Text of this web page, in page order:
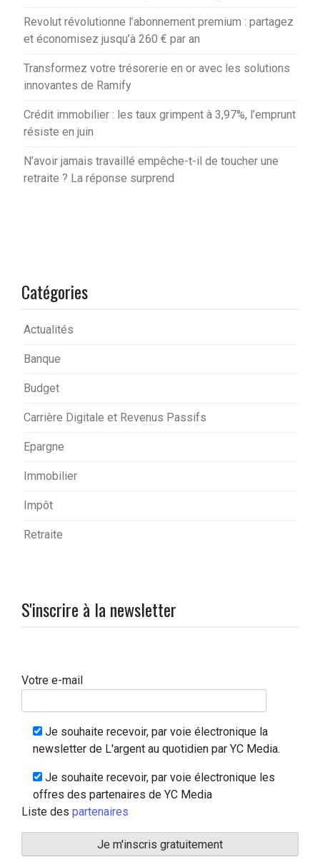
Revolut révolutionne l’abonnement premium : partagez
et économisez jusqu’à 260 € par an
Transformez votre trésorerie en or avec les solutions
innovantes de Ramify
Crédit immobilier : les taux grimpent à 3,97%, l’emprunt
résiste en juin
N’avoir jamais travaillé empêche-t-il de toucher une
retraite ? La réponse surprend
Catégories
Actualités
Banque
Budget
Carrière Digitale et Revenus Passifs
Epargne
Immobilier
Impôt
Retraite
S'inscrire à la newsletter
Votre e-mail
Je souhaite recevoir, par voie électronique la
newsletter de L'argent au quotidien par YC Media.
Je souhaite recevoir, par voie électronique les
offres des partenaires de YC Media
Liste des partenaires